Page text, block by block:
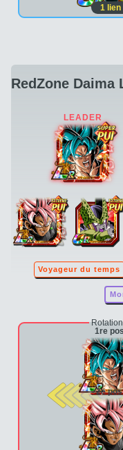
1 lien
RedZone Daima
Voyageur du temps
1re
2e